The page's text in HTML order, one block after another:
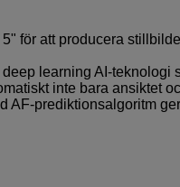
för att producera
learning AI-teknologi
inte bara ansiktet
AF-prediktionsalgoritm ger